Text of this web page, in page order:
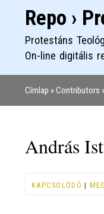
Repo ›
Protestáns
On-line digitális
Címlap Contributors
András
KAPCSOLÓDÓ |